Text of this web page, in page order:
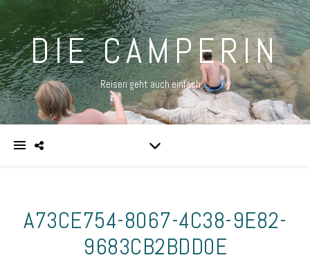
DIE CAMPERIN
Reisen geht auch einfach …
A73CE754-8067-4C38-9E82-
9683CB2BDD0E